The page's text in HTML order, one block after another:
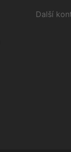
Další